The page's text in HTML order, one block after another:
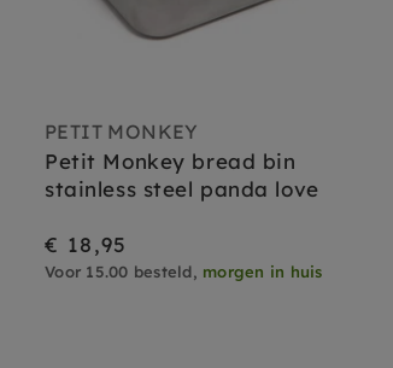
PETIT MONKEY
Petit Monkey bread bin
stainless steel panda love
€ 18,95
Voor 15.00 besteld, morgen in huis